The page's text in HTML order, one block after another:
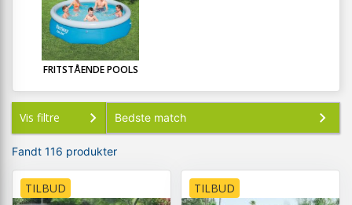
FRITSTÅENDE POOLS
Vis filtre
Fandt 116 produkter
TILBUD TILBUD